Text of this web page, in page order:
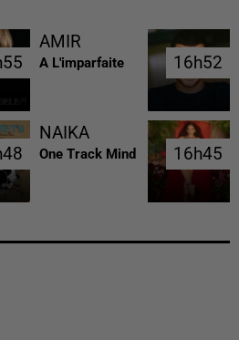
AMIR
A L'imparfaite 16h52
16h52
NAIKA
One Track Mind 16h45
16h45